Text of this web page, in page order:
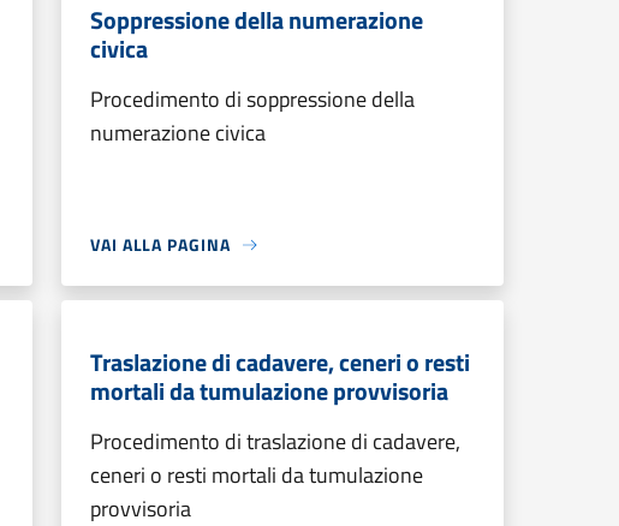
Soppressione della numerazione
civica
Procedimento di soppressione della
numerazione civica
VAI ALLA PAGINA
Traslazione di cadavere, ceneri o resti
mortali da tumulazione provvisoria
Procedimento di traslazione di cadavere,
ceneri o resti mortali da tumulazione
provvisoria